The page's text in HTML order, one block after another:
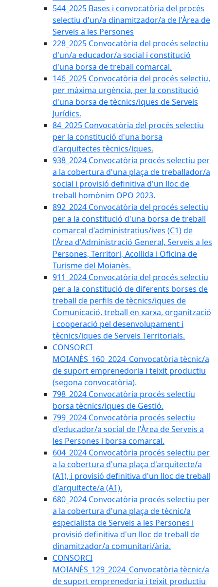
544_2025 Bases i convocatòria del procés
selectiu d'un/a dinamitzador/a de l'Àrea de
Serveis a les Persones
228_2025 Convocatòria del procés selectiu
d'un/a educador/a social i constitució
d'una borsa de treball comarcal.
146_2025 Convocatòria del procés selectiu,
per màxima urgència, per la constitució
d'una borsa de tècnics/iques de Serveis
Jurídics.
84_2025 Convocatòria del procés selectiu
per la constitució d'una borsa
d'arquitectes tècnics/iques.
938_2024 Convocatòria procés selectiu per
a la cobertura d'una plaça de treballador/a
social i provisió definitiva d'un lloc de
treball homònim OPO 2023.
892_2024 Convocatòria del procés selectiu
per a la constitució d'una borsa de treball
comarcal d'administratius/ives (C1) de
l'Àrea d'Administració General, Serveis a les
Persones, Territori, Acollida i Oficina de
Turisme del Moianès.
911_2024 Convocatòria del procés selectiu
per a la constitució de diferents borses de
treball de perfils de tècnics/iques de
Comunicació, treball en xarxa, organització
i cooperació pel desenvolupament i
tècnics/iques de Serveis Territorials.
CONSORCI
MOIANÈS_160_2024_Convocatòria tècnic/a
de suport emprenedoria i teixit productiu
(segona convocatòria).
798_2024 Convocatòria procés selectiu
borsa tècnics/iques de Gestió.
799_2024 Convocatòria procés selectiu
d'educador/a social de l'Àrea de Serveis a
les Persones i borsa comarcal.
604_2024 Convocatòria procés selectiu per
a la cobertura d'una plaça d'arquitecte/a
(A1), i provisió definitiva d'un lloc de treball
d'arquitecte/a (A1).
680_2024 Convocatòria procés selectiu per
a la cobertura d'una plaça de tècnic/a
especialista de Serveis a les Persones i
provisió definitiva d'un lloc de treball de
dinamitzador/a comunitari/ària.
CONSORCI
MOIANÈS_129_2024_Convocatòria tècnic/a
de suport emprenedoria i teixit productiu